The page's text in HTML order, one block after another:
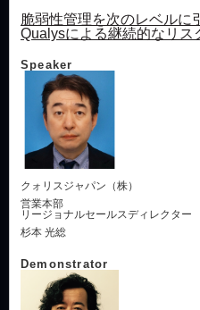
脆弱性管理を次のレベルに
Qualysによる継続的なリス
Speaker
クォリスジャパン（株）
営業本部
リージョナルセールスディレクター
杉本 光総
Demonstrator